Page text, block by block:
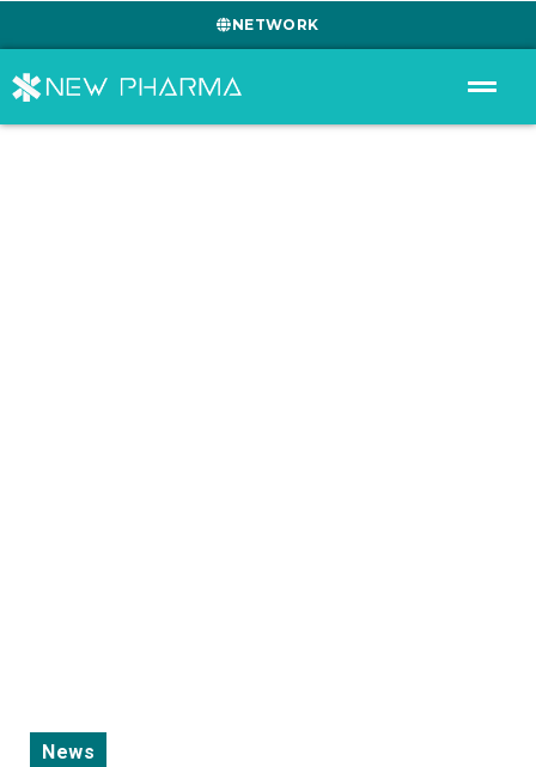
NETWORK
News